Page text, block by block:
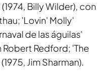
Billy Wilder), con
'Lovin' Molly'
de las águilas'
Robert Redford; 'The
Jim Sharman).